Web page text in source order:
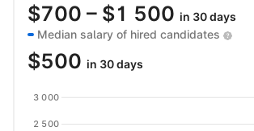
$700 – $1 500 in 30 days
Median salary of hired candidates
$500 in 30 days
2 500
3 000